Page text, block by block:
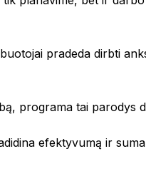
operacijas.
pradeda dirbti
programa tai parodys
efektyvumą ir